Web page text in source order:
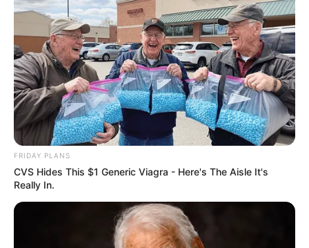
«Στεγνώνει» η Χαλκίδα: Μεγάλη
επιχείρηση της ΔΕΥΑΧ για την
αποκατάσταση σοβαρής βλάβης – Σε ποιες
TAKEAWAYS
FRIDAY PLANS
CVS Hides This $1 Generic Viagra - Here's The Aisle It's
Really In.